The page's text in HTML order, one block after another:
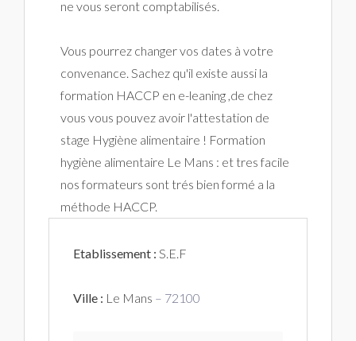
ne vous seront comptabilisés.
Vous pourrez changer vos dates à votre
convenance. Sachez qu'il existe aussi la
formation HACCP en e-leaning ,de chez
vous vous pouvez avoir l'attestation de
stage Hygiène alimentaire ! Formation
hygiène alimentaire Le Mans : et tres facile
nos formateurs sont trés bien formé a la
méthode HACCP.
Etablissement : S.E.F
Ville : Le Mans – 72100